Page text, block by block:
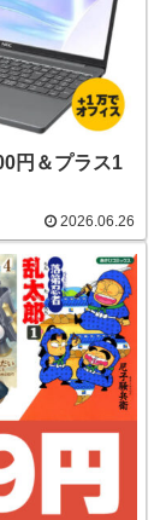
円＆プラス1
2026.06.26